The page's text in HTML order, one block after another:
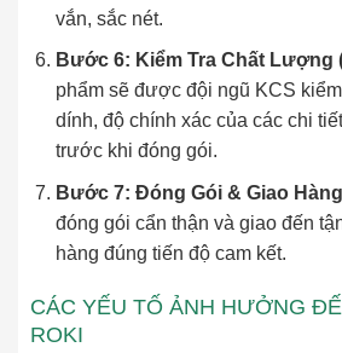
vắn, sắc nét.
Bước 6: Kiểm Tra Chất Lượng
phẩm sẽ được đội ngũ KCS
dính, độ chính xác của các chi
trước khi đóng gói.
Bước 7: Đóng Gói & Giao
đóng gói cẩn thận và giao đến
hàng đúng tiến độ cam kết.
CÁC YẾU TỐ ẢNH HƯỞNG
ROKI